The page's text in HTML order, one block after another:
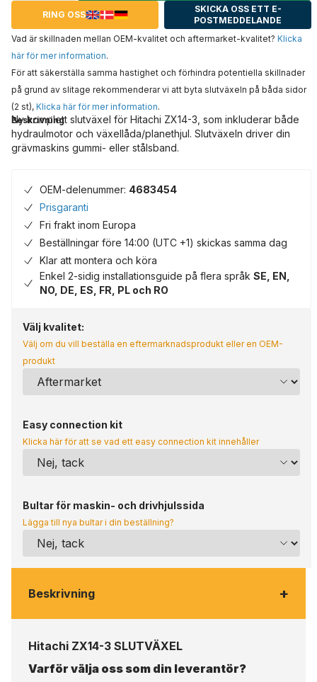
RING OSS
SKICKA OSS ETT E-
POSTMEDDELANDE
Vad är skillnaden mellan OEM-kvalitet och aftermarket-kvalitet? Klicka
här för mer information.
För att säkerställa samma hastighet och förhindra potentiella skillnader
på grund av slitage rekommenderar vi att byta slutväxeln på båda sidor
(2 st), Klicka här för mer information.
Beskrivning
Ny komplett slutväxel för Hitachi ZX14-3, som inkluderar både
hydraulmotor och växellåda/planethjul. Slutväxeln driver din
grävmaskins gummi- eller stålsband.
OEM-delenummer: 4683454
Prisgaranti
Fri frakt inom Europa
Beställningar före 14:00 (UTC +1) skickas samma dag
Klar att montera och köra
Enkel 2-sidig installationsguide på flera språk SE, EN,
NO, DE, ES, FR, PL och RO
Välj kvalitet:
Välj om du vill beställa en eftermarknadsprodukt eller en OEM-
produkt
Easy connection kit
Klicka här för att se vad ett easy connection kit innehåller
Bultar för maskin- och drivhjulssida
Lägga till nya bultar i din beställning?
Beskrivning +
Hitachi ZX14-3 SLUTVÄXEL
Varför välja oss som din leverantör?